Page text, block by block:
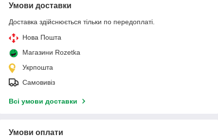
Умови доставки
Доставка здійснюється тільки по передоплаті.
Нова Пошта
Магазини Rozetka
Укрпошта
Самовивіз
Всі умови доставки
Умови оплати